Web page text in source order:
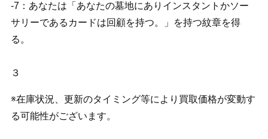
-7：あなたは「あなたの墓地にありインスタントかソー
サリーであるカードは回顧を持つ。」を持つ紋章を得
る。
３
※在庫状況、更新のタイミング等により買取価格が変動す
る可能性がございます。